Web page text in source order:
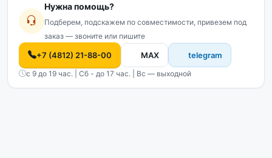
Нужна помощь?
Подберем, подскажем по совместимости, привезем под
заказ — звоните или пишите
+7 (4812) 21-88-00 MAX telegram
с 9 до 19 час. | Сб - до 17 час. | Вс — выходной